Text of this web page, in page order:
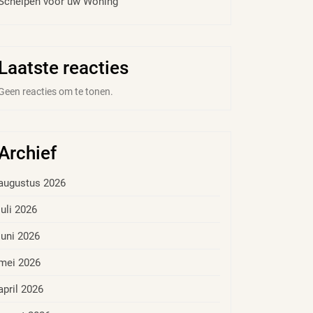
reacties
reacties om te tonen.
2026
2026
2026
2026
2026